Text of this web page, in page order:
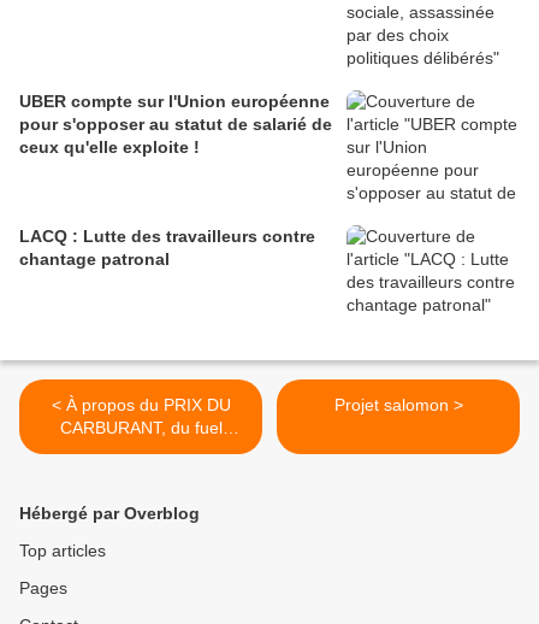
UBER compte sur l'Union européenne
pour s'opposer au statut de salarié de
ceux qu'elle exploite !
LACQ : Lutte des travailleurs contre
chantage patronal
< À propos du PRIX DU
CARBURANT, du fuel
DOMESTIQUE et de ce qu’il
Projet salomon >
Hébergé par Overblog
Top articles
Pages